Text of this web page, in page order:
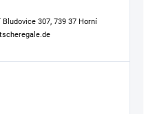
307, 739 37 Horní